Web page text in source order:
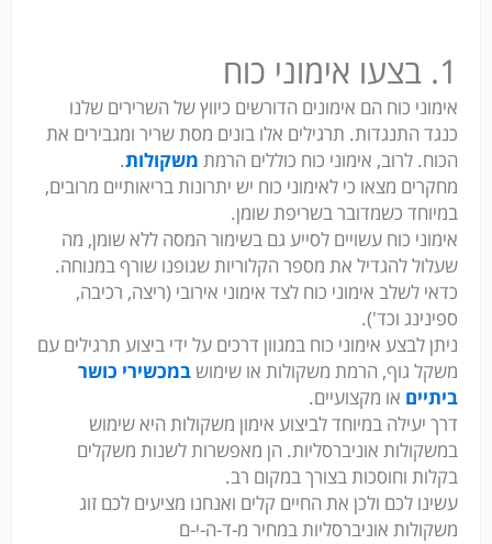
1. בצעו אימוני כוח
אימוני כוח הם אימונים הדורשים כיווץ של השרירים שלנו
כנגד התנגדות. תרגילים אלו בונים מסת שריר ומגבירים את
הכוח. לרוב, אימוני כוח כוללים הרמת משקולות.
מחקרים מצאו כי לאימוני כוח יש יתרונות בריאותיים מרובים,
במיוחד כשמדובר בשריפת שומן.
אימוני כוח עשויים לסייע גם בשימור המסה ללא שומן, מה
שעלול להגדיל את מספר הקלוריות שגופנו שורף במנוחה.
כדאי לשלב אימוני כוח לצד אימוני אירובי (ריצה, רכיבה,
ספינינג וכד').
ניתן לבצע אימוני כוח במגוון דרכים על ידי ביצוע תרגילים עם
משקל גוף, הרמת משקולות או שימוש במכשירי כושר
ביתיים או מקצועיים.
דרך יעילה במיוחד לביצוע אימון משקולות היא שימוש
במשקולות אוניברסליות. הן מאפשרות לשנות משקלים
בקלות וחוסכות בצורך במקום רב.
עשינו לכם ולכן את החיים קלים ואנחנו מציעים לכם זוג
משקולות אוניברסליות במחיר מ-ד-ה-י-ם